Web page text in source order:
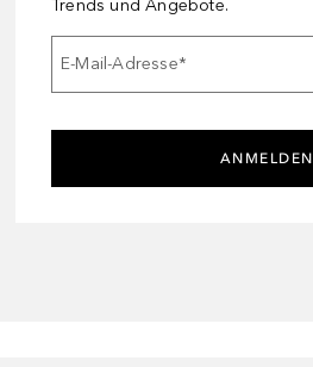
Trends und Angebote.
E-Mail-Adresse*
ANMELDEN